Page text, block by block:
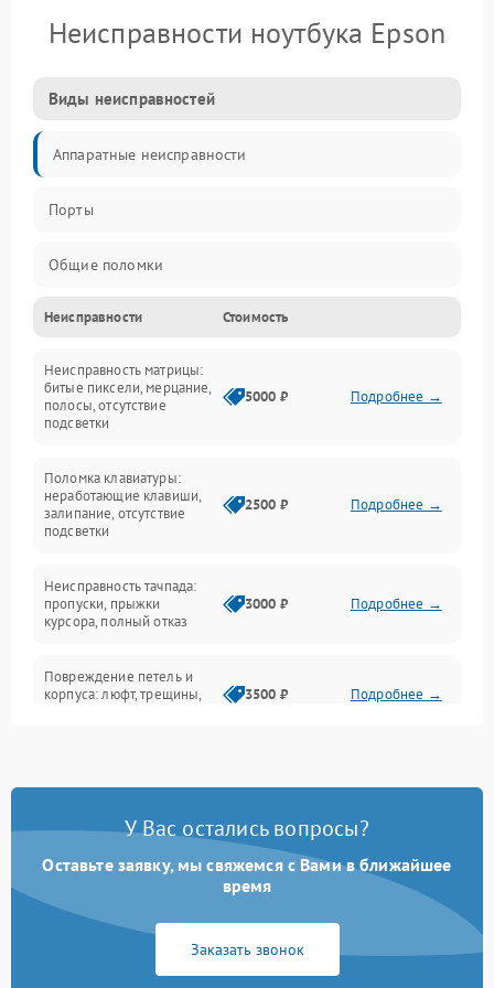
Неисправности ноутбука Epson
Виды неисправностей
Аппаратные неисправности
Порты
Общие поломки
Устройства
Программные ошибки
Электрические и системные сбои
Интерфейсные проблемы
Батарея
Сеть и интернет
Неисправности Стоимость
Неисправность матрицы:
битые пиксели, мерцание,
полосы, отсутствие
подсветки
5000 ₽ Подробнее →
Поломка клавиатуры:
неработающие клавиши,
залипание, отсутствие
подсветки
2500 ₽ Подробнее →
Неисправность тачпада:
пропуски, прыжки
курсора, полный отказ
3000 ₽ Подробнее →
Повреждение петель и
корпуса: люфт, трещины,
3500 ₽ Подробнее →
быстрая разрядка,
2500 ₽ Подробнее →
Неисправность зарядного
питания
2000 ₽ Подробнее →
У Вас остались вопросы?
Оставьте заявку, мы свяжемся с Вами в ближайшее
время
Заказать звонок